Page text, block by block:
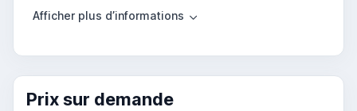
Prix ​​sur demande